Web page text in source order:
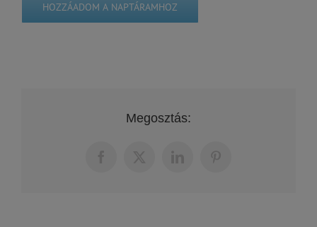
HOZZÁADOM A NAPTÁRAMHOZ
Megosztás: